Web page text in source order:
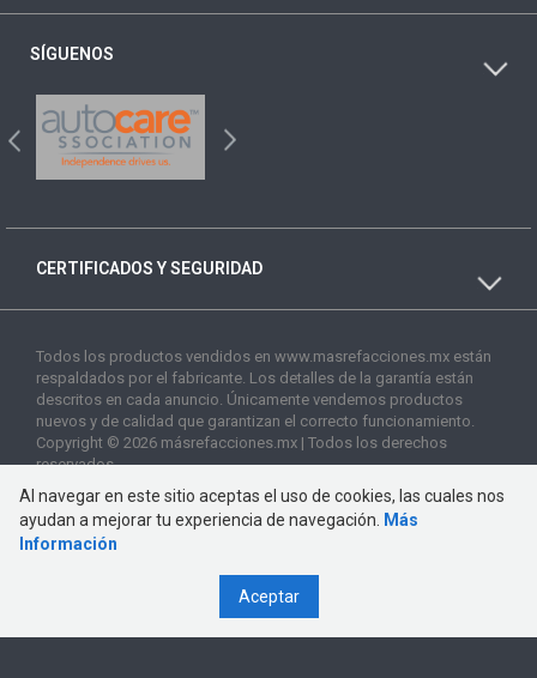
SÍGUENOS
CERTIFICADOS Y SEGURIDAD
Todos los productos vendidos en www.masrefacciones.mx están
respaldados por el fabricante. Los detalles de la garantía están
descritos en cada anuncio. Únicamente vendemos productos
nuevos y de calidad que garantizan el correcto funcionamiento.
Copyright © 2026 másrefacciones.mx | Todos los derechos
reservados
Al navegar en este sitio aceptas el uso de cookies, las cuales nos
ayudan a mejorar tu experiencia de navegación.
Más
Información
Aceptar